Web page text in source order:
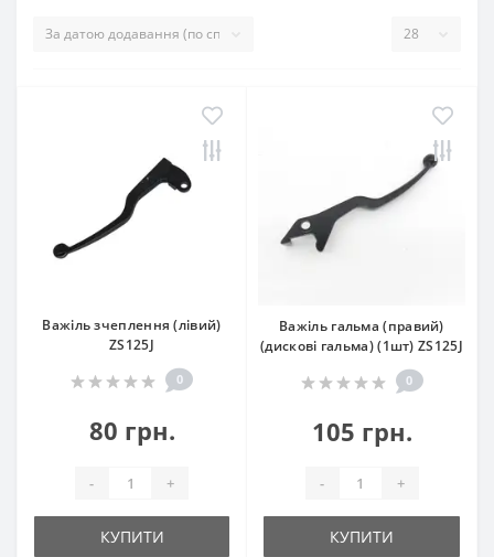
Важіль зчеплення (лівий)
ZS125J
0
80 грн.
- +
КУПИТИ
Важіль гальма (правий)
(дискові гальма) (1шт) ZS125J
0
105 грн.
- +
КУПИТИ